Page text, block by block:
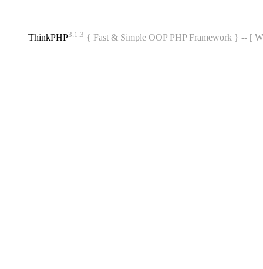
ThinkPHP3.1.3 { Fast & Simple OOP PHP Framework } -- [